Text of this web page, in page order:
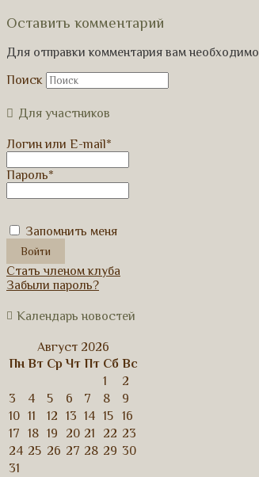
Оставить комментарий
Для отправки комментария вам необходимо
Поиск
Для участников
Логин или E-mail*
Пароль*
Запомнить меня
Стать членом клуба
Забыли пароль?
Календарь новостей
Август 2026
Пн Вт Ср Чт Пт Сб Вс
1
2
3
4 5 6 7 8
9
10 11 12 13 14 15
16
17
18 19 20 21 22 23
24 25 26 27 28 29 30
31